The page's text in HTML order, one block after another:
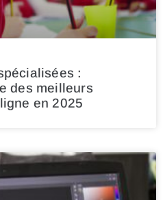
:
des meilleurs
en 2025